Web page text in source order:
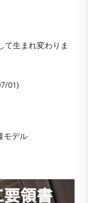
て生まれ変わりま
01)
モデル